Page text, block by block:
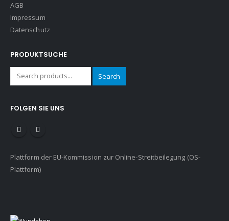
AGB
Impressum
Datenschutz
PRODUKTSUCHE
Search
FOLGEN SIE UNS
Plattform der EU-Kommission zur Online-Streitbeilegung (OS-
Plattform)